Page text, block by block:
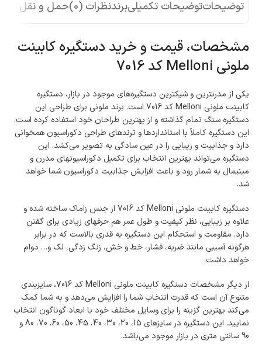
توضیحاتتوضیحات تکمیلیبرندنظرات (0) حمل و نقل کالا
مشخصات، قیمت و خرید دستگیره کابینت
ملونی Melloni کد 7016
یکی از مدرن­ترین و شیک­ترین دستگیره‌­های موجود در بازار، دستگیره
کابینت ملونی Melloni کد 7016 است. برند ملونی برای طراحی این
دستگیره سنگ تمام گذاشته و از بهترین طراحان خود استفاده کرده است.
این دستگیره کاملاً با استانداردها و ترندهای طراحی دکوراسیون همخوانی
دارد و جذابیت و زیبایی را در عین سادگی به تصویر می­‌کشد. این
دستگیره می‌­تواند بهترین انتخاب برای تکمیل دکوراسیون­های مدرن و
مینیمال به شمار رود و باعث افزایش جذابیت دکوراسیون شما خواهد
شد.
دستگیره کابینت ملونی Melloni کد 7016 از جنس زاماک ساخته شده و
علاوه بر زیبایی، نظر کیفیت و طول عمر هم حرف­های زیادی برای گفتن
دارد. مقاومت و استحکام این دستگیره به قدری بالاست که در برابر
هرگونه آسیبی مانند ضربه، فشار، خط و خش، زنگ زدگی، لک و… دوام
خواهد داشت.
از دیگر مشخصات دستگیره کابینت ملونی Melloni کد 7016، سایزبندی
متنوع آن است که قدرت انتخاب شما را افزایش می­‌دهد و به شما کمک
می­‌کند بهترین گزینه را برای وسایل مختلف خود با ابعاد گوناگون انتخاب
نمایید. این دستگیره در سایز­های 15، 20، 30، 40، 45، 50، 60، 70، 80 و
90 سانتی متری در بازار موجود می­‌باشد.